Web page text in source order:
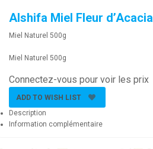
Alshifa Miel Fleur
Miel Naturel 500g
Miel Naturel 500g
Connectez-vous pour voir les prix
ADD TO WISH LIST
Description
Information complémentaire